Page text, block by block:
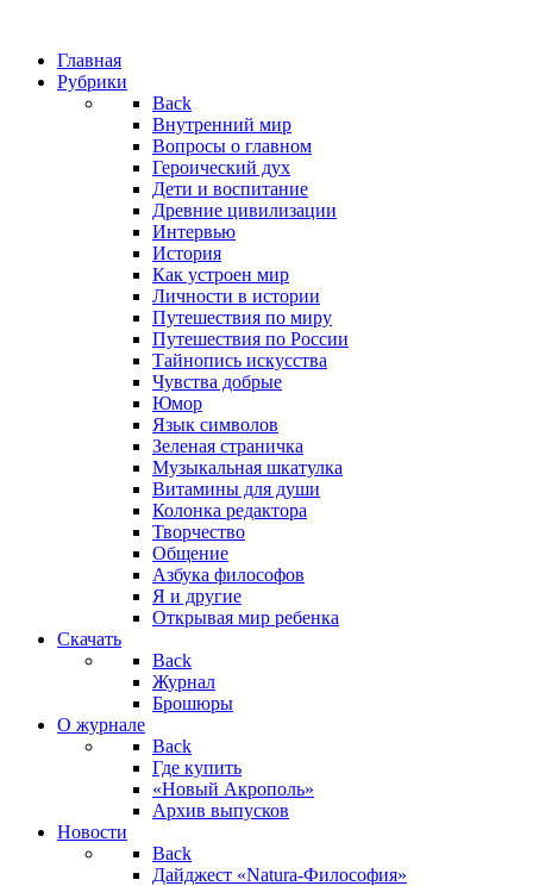
Главная
Рубрики
Back
Внутренний мир
Вопросы о главном
Героический дух
Дети и воспитание
Древние цивилизации
Интервью
История
Как устроен мир
Личности в истории
Путешествия по миру
Путешествия по России
Тайнопись искусства
Чувства добрые
Юмор
Язык символов
Зеленая страничка
Музыкальная шкатулка
Витамины для души
Колонка редактора
Творчество
Общение
Азбука философов
Я и другие
Открывая мир ребенка
Скачать
Back
Журнал
Брошюры
О журнале
Back
Где купить
«Новый Акрополь»
Архив выпусков
Новости
Back
Дайджест «Natura-Философия»